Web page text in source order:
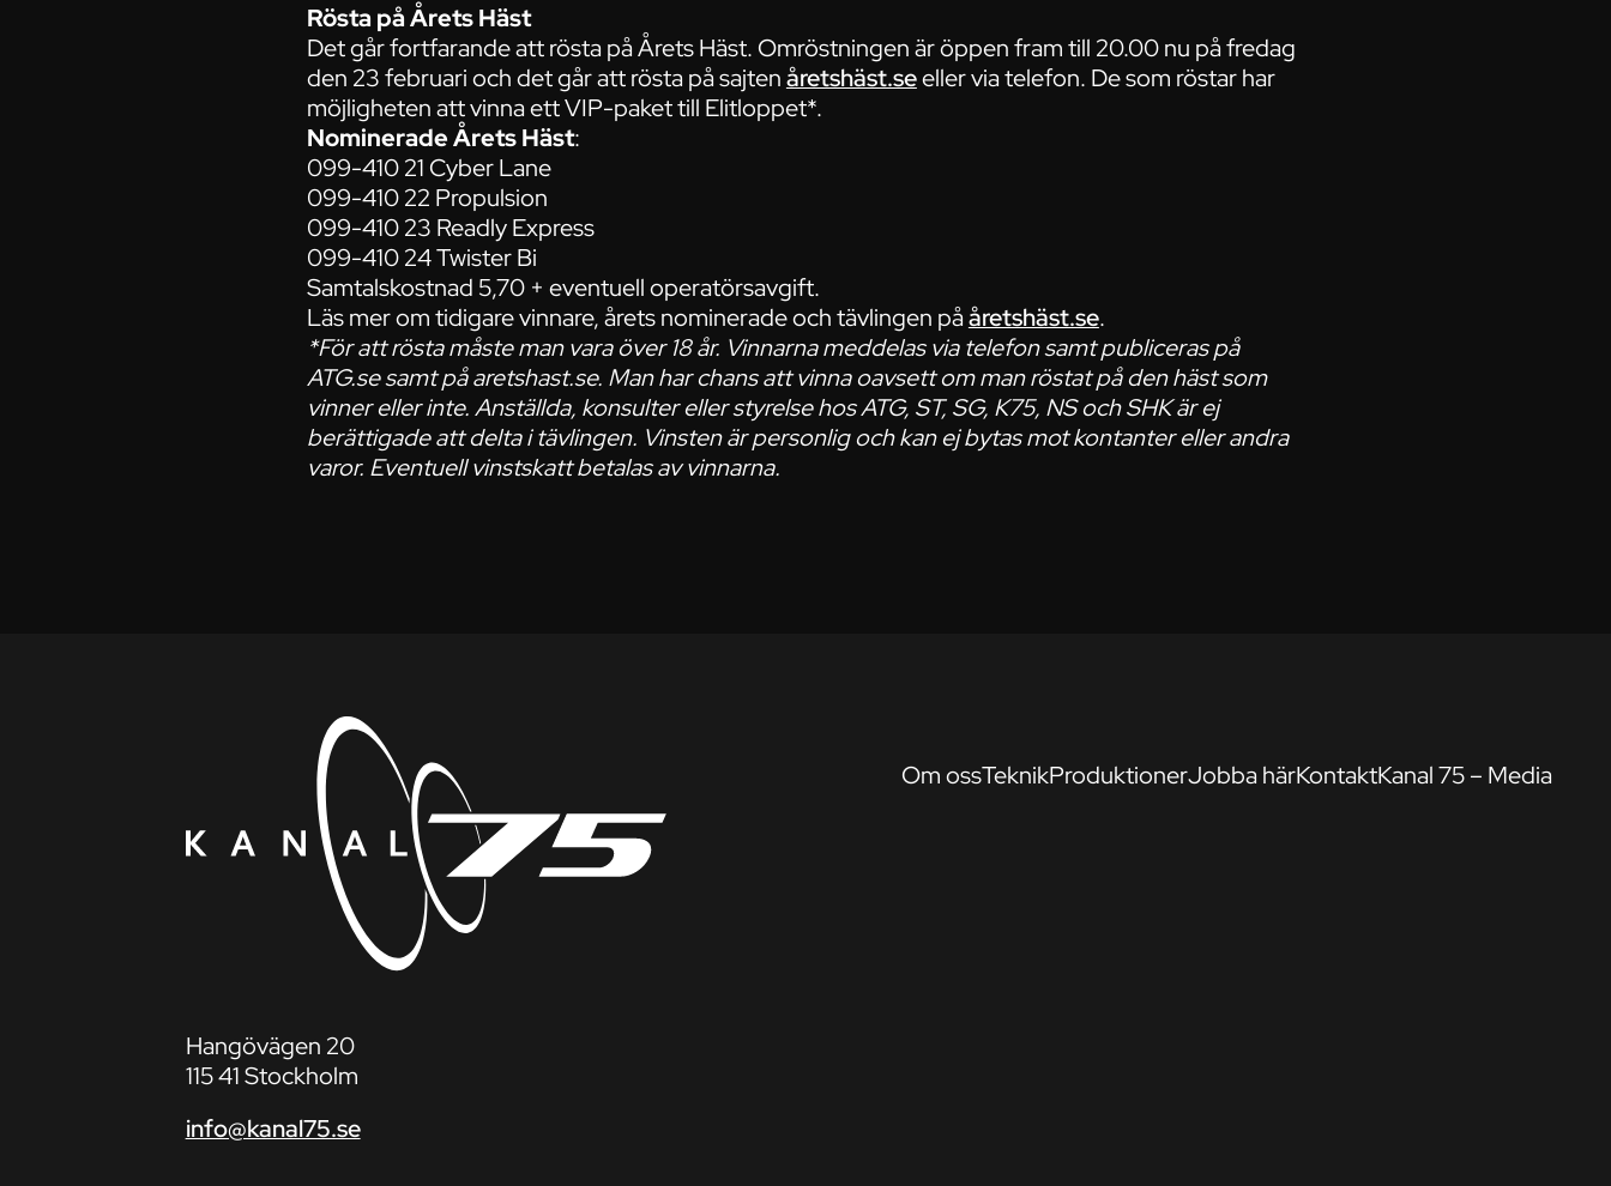
Rösta på Årets Häst
Det går fortfarande att rösta på Årets Häst. Omröstningen är öppen fram till 20.00 nu på fredag
den 23 februari och det går att rösta på sajtenåretshäst.seeller via telefon. De som röstar har
möjligheten att vinna ett VIP-paket till Elitloppet*.
Nominerade Årets Häst:
099-410 21 Cyber Lane
099-410 22 Propulsion
099-410 23 Readly Express
099-410 24 Twister Bi
Samtalskostnad 5,70 + eventuell operatörsavgift.
Läs mer om tidigare vinnare, årets nominerade och tävlingen pååretshäst.se.
*För att rösta måste man vara över 18 år. Vinnarna meddelas via telefon samt publiceras på
ATG.se samt på aretshast.se. Man har chans att vinna oavsett om man röstat på den häst som
vinner eller inte. Anställda, konsulter eller styrelse hos ATG, ST, SG, K75, NS och SHK är ej
berättigade att delta i tävlingen. Vinsten är personlig och kan ej bytas mot kontanter eller andra
varor. Eventuell vinstskatt betalas av vinnarna.
Hangövägen 20
115 41 Stockholm
info@kanal75.se
Om ossTeknikProduktionerJobba härKontaktKanal 75 – Media